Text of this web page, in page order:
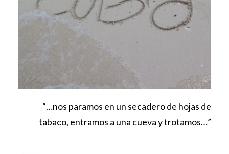
“…nos paramos en un secadero de hojas de
tabaco, entramos a una cueva y trotamos…”